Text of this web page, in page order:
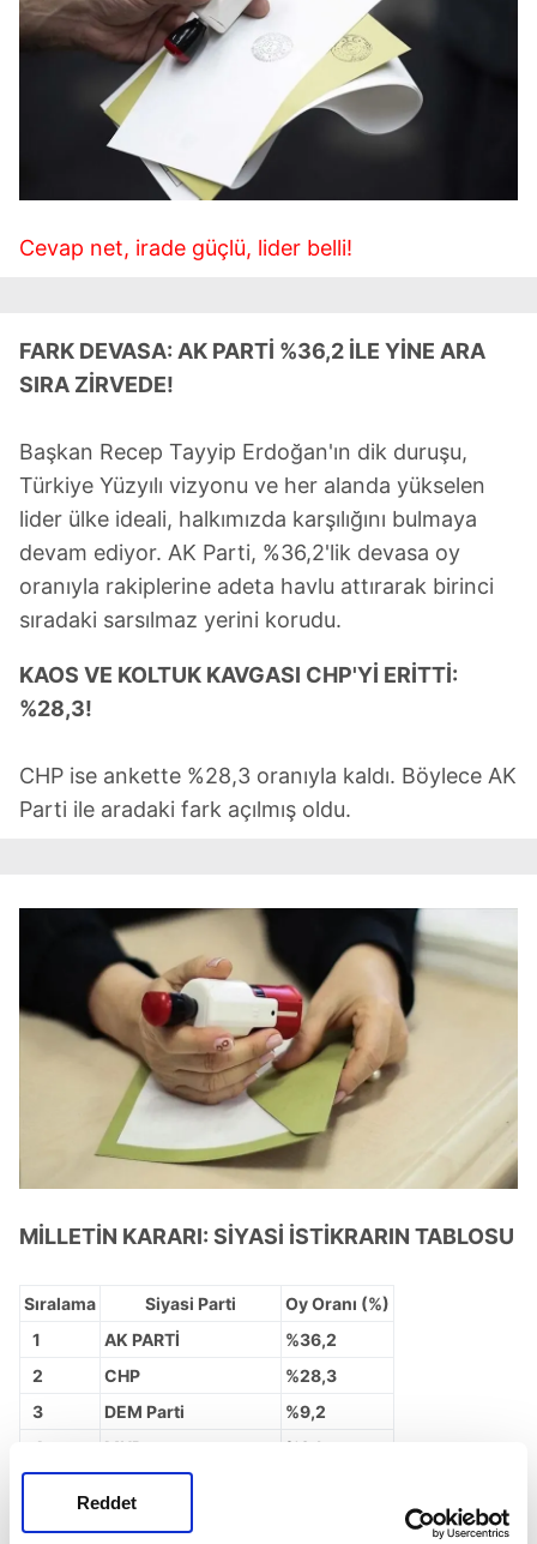
Reddet
Cevap net, irade güçlü, lider belli!
FARK DEVASA: AK PARTİ %36,2 İLE YİNE ARA
SIRA ZİRVEDE!
Başkan Recep Tayyip Erdoğan'ın dik duruşu,
Türkiye Yüzyılı vizyonu ve her alanda yükselen
lider ülke ideali, halkımızda karşılığını bulmaya
devam ediyor. AK Parti, %36,2'lik devasa oy
oranıyla rakiplerine adeta havlu attırarak birinci
sıradaki sarsılmaz yerini korudu.
KAOS VE KOLTUK KAVGASI CHP'Yİ ERİTTİ:
%28,3!
CHP ise ankette %28,3 oranıyla kaldı. Böylece AK
Parti ile aradaki fark açılmış oldu.
MİLLETİN KARARI: SİYASİ İSTİKRARIN TABLOSU
Sıralama Siyasi Parti
Oy Oranı (%)
1
AK PARTİ
%36,2
2
CHP
%28,3
3
DEM Parti
%9,2
4
MHP
%8,1